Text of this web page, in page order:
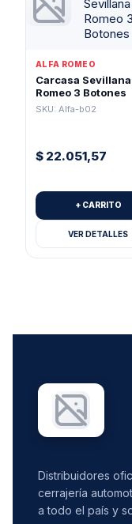
ALFA ROMEO
Carcasa
Romeo 3 Botones
SKU: Alfa-b02
$ 22.051,57
+ CARRITO
VER DETALLES
Distribuidores
cerrajería
a todo el país y